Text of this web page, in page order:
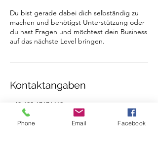
Du bist gerade dabei dich selbständig zu
machen und benötigst Unterstützung oder
du hast Fragen und möchtest dein Business
auf das nächste Level bringen.
Kontaktangaben
+43 699 17176412
info@angelikastadler.com
Leopoldiweg 2, 4933 Wildenau, Österreich
Phone Email Facebook